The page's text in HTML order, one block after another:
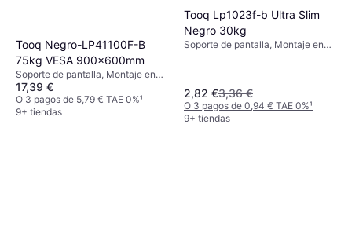
Tooq Negro-LP41100F-B
75kg VESA 900x600mm
Soporte de pantalla, Montaje en
Pared, 60"-100"
17,39 €
O 3 pagos de 5,79 € TAE 0%¹
9+ tiendas
Tooq Lp1023f-b Ultra Slim
Negro 30kg
Soporte de pantalla, Montaje en
2,82 €3,36 €
O 3 pagos de 0,94 € TAE 0%¹
9+ tiendas